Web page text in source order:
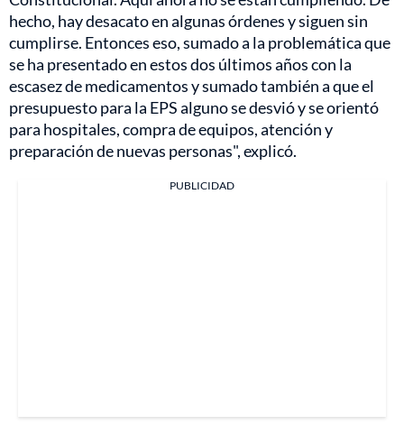
hecho, hay desacato en algunas órdenes y siguen sin
cumplirse. Entonces eso, sumado a la problemática que
se ha presentado en estos dos últimos años con la
escasez de medicamentos y sumado también a que el
presupuesto para la EPS alguno se desvió y se orientó
para hospitales, compra de equipos, atención y
preparación de nuevas personas", explicó.
PUBLICIDAD